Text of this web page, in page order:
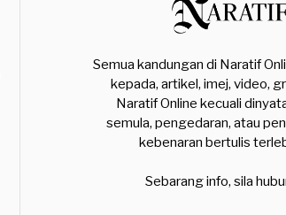
Semua kandungan di Naratif
kepada, artikel, imej, video,
Naratif Online kecuali
semula, pengedaran, atau
kebenaran bertulis
Sebarang info, sila